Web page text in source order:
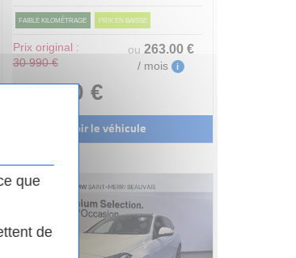
FAIBLE KILOMÉTRAGE PRIX EN BAISSE
Prix original :
30 990 €
29 490 €
ou 263.00€
/ mois i
Voir le véhicule
que
de